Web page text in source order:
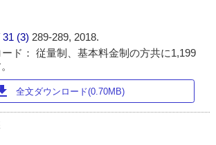
31 (3)289-289, 2018.
ド： 従量制、基本料金制の方共に1,199
全文ダウンロード(0.70MB)